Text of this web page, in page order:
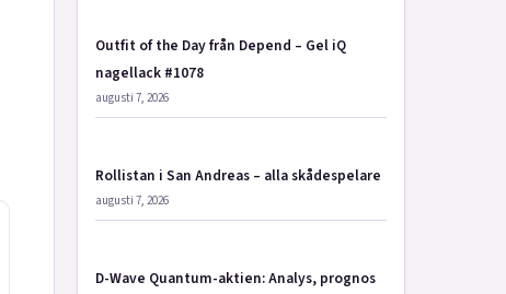
Outfit of the Day från Depend – Gel iQ
nagellack #1078
augusti 7, 2026
Rollistan i San Andreas – alla skådespelare
augusti 7, 2026
D-Wave Quantum-aktien: Analys, prognos